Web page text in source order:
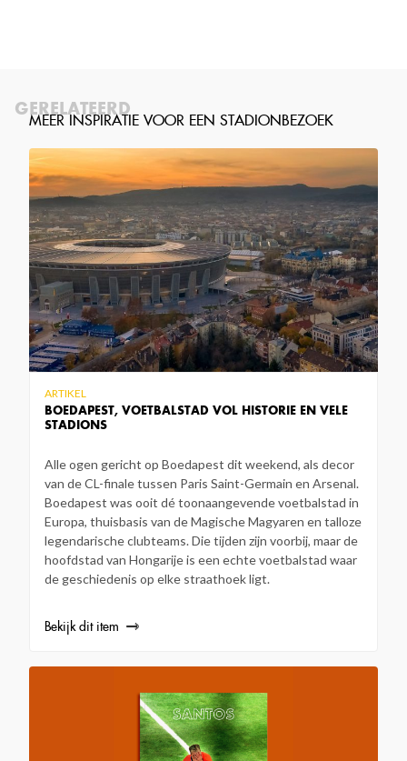
GERELATEERD
BOEDAPEST, VOETBALSTAD VOL HISTORIE EN VELE
STADIONS
ARTIKEL
Alle ogen gericht op Boedapest dit weekend, als decor
van de CL-finale tussen Paris Saint-Germain en Arsenal.
Boedapest was ooit dé toonaangevende voetbalstad in
Europa, thuisbasis van de Magische Magyaren en talloze
legendarische clubteams. Die tijden zijn voorbij, maar de
hoofdstad van Hongarije is een echte voetbalstad waar
de geschiedenis op elke straathoek ligt.
Bekijk dit item